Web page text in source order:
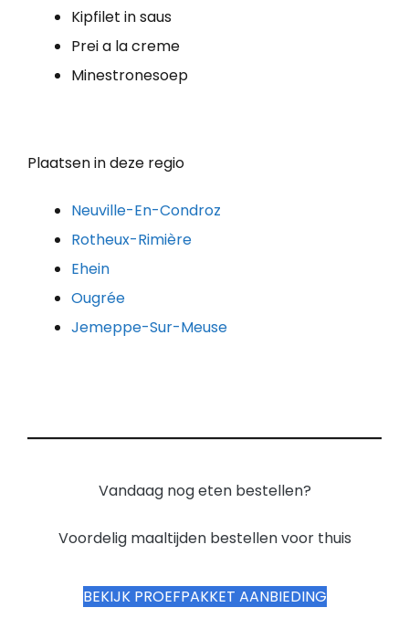
Kipfilet in saus
Prei a la creme
Minestronesoep
Plaatsen in deze regio
Neuville-En-Condroz
Rotheux-Rimière
Ehein
Ougrée
Jemeppe-Sur-Meuse
Vandaag nog eten bestellen?
Voordelig maaltijden bestellen voor thuis
BEKIJK PROEFPAKKET AANBIEDING